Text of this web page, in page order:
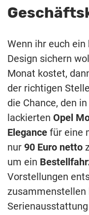
Wenn ihr euch
Design sichern
Monat kostet,
der richtigen
die Chance, den
lackierten Opel
Elegance für eine
nur 90 Euro netto
um ein
Vorstellungen
zusammenstellen